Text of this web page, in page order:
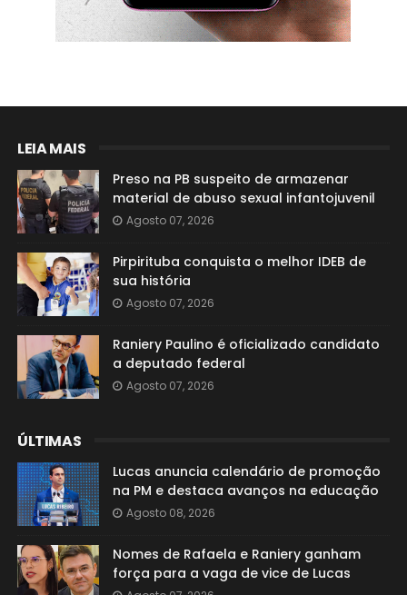
LEIA MAIS
Preso na PB suspeito de armazenar
material de abuso sexual infantojuvenil
Agosto 07, 2026
Pirpirituba conquista o melhor IDEB de
sua história
Agosto 07, 2026
Raniery Paulino é oficializado candidato
a deputado federal
Agosto 07, 2026
ÚLTIMAS
Lucas anuncia calendário de promoção
na PM e destaca avanços na educação
Agosto 08, 2026
Nomes de Rafaela e Raniery ganham
força para a vaga de vice de Lucas